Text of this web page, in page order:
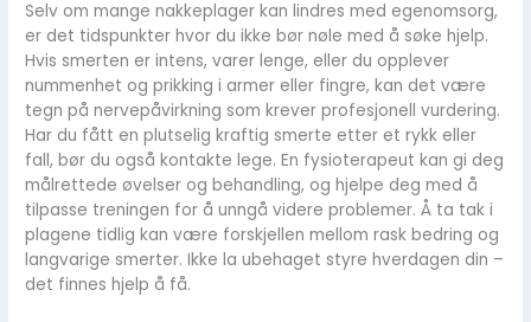
Selv om mange nakkeplager kan lindres med egenomsorg,
er det tidspunkter hvor du ikke bør nøle med å søke hjelp.
Hvis smerten er intens, varer lenge, eller du opplever
nummenhet og prikking i armer eller fingre, kan det være
tegn på nervepåvirkning som krever profesjonell vurdering.
Har du fått en plutselig kraftig smerte etter et rykk eller
fall, bør du også kontakte lege. En fysioterapeut kan gi deg
målrettede øvelser og behandling, og hjelpe deg med å
tilpasse treningen for å unngå videre problemer. Å ta tak i
plagene tidlig kan være forskjellen mellom rask bedring og
langvarige smerter. Ikke la ubehaget styre hverdagen din –
det finnes hjelp å få.